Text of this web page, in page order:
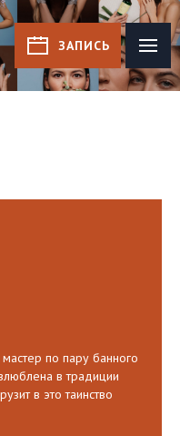
Tutto Bene
КАБИНЕТЗАПИСЬ
по пару банного
в традиции
в это таинство